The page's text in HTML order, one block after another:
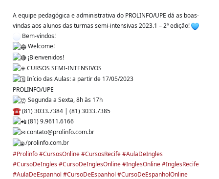
A equipe pedagógica e administrativa do PROLINFO/UPE dá as boas-
vindas aos alunos das turmas semi-intensivas 2023.1 – 2ª edição!
Bem-vindos!
Welcome!
¡Bienvenidos!
CURSOS SEMI-INTENSIVOS
Início das Aulas: a partir de 17/05/2023
PROLINFO/UPE
Segunda a Sexta, 8h às 17h
(81) 3033.7384 | (81) 3033.7385
(81) 9.9611.6166
contato@prolinfo.com.br
/prolinfo.com.br
#Prolinfo#CursosOnline#CursosRecife#AulaDeIngles
#CursoDeIngles#CursoDeInglesOnline#InglesOnline#InglesRecife
#AulaDeEspanhol #CursoDeEspanhol #CursoDeEspanholOnline